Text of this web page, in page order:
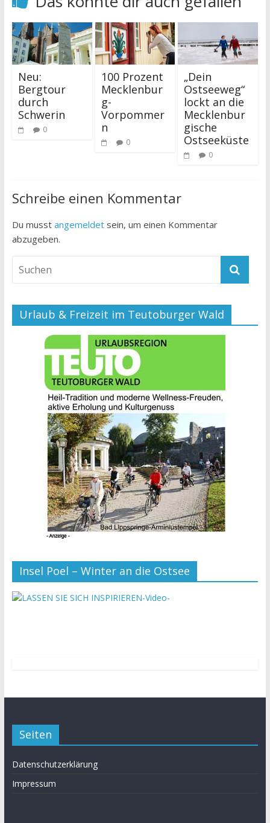
Neu:
Bergtour
durch
Schwerin
0
100 Prozent
Mecklenbur
g-
Vorpommer
n
0
„Dein
Ostseeweg“
lockt an die
Mecklenbur
gische
Ostseeküste
0
Schreibe einen Kommentar
Du musst angemeldetsein, um einen Kommentar
abzugeben.
Urlaub & Freizeit im Teutoburger Wald
Insel Poel – Winter an die Ostsee
-Video-
Seiten
Datenschutzerklärung
Impressum